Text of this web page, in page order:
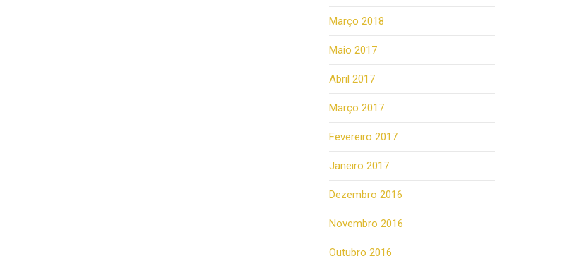
Março 2018
Maio 2017
Abril 2017
Março 2017
Fevereiro 2017
Janeiro 2017
Dezembro 2016
Novembro 2016
Outubro 2016